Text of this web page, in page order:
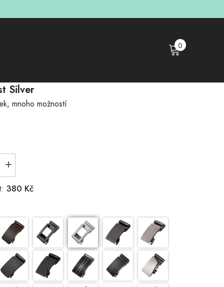
0 0
Silver
mnoho možností
Zvýšit
množství
Minimalist
380 Kč